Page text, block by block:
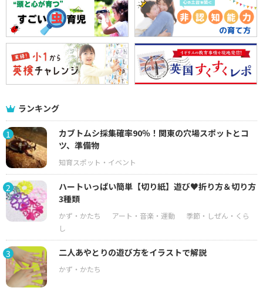
ランキング
1
カブトムシ採集確率90％！関東の穴場スポットとコ
ツ、準備物
2
ハートいっぱい簡単【切り紙】遊び♥折り方＆切り方
3種類
3 二人あやとりの遊び方をイラストで解説